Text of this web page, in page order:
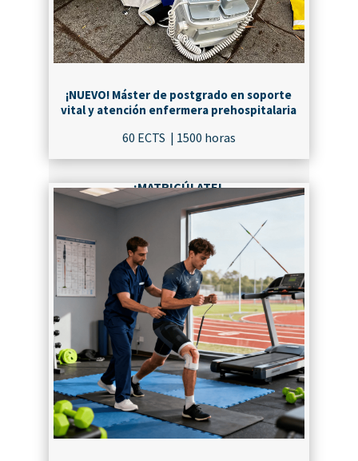
¡NUEVO! Máster de postgrado en soporte
vital y atención enfermera prehospitalaria
60 ECTS | 1500 horas
¡MATRICÚLATE!